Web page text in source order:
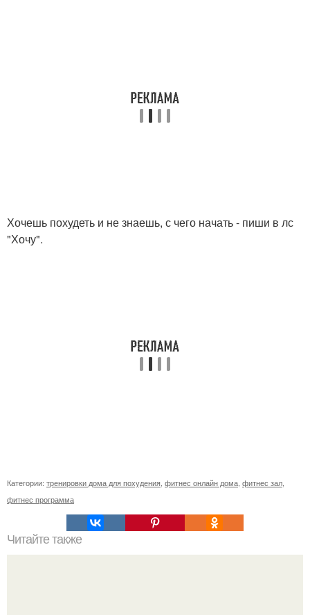
Хочешь похудеть и не знаешь, с чего начать - пиши в лс
"Хочу".
Категории: тренировки дома для похудения фитнес онлайн дома фитнес зал
фитнес программа
Читайте также